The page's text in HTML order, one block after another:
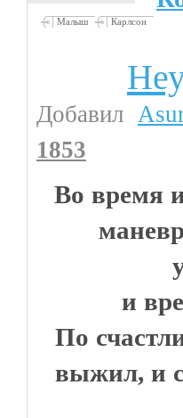
Малыш Карлсон
Добавил
1853
Во время
и
По
выжил, и